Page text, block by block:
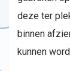
deze ter
binnen
kunnen